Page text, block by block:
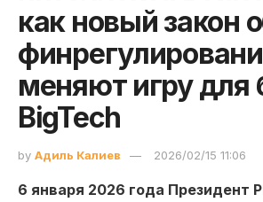
как новый закон
меняют игру для
BigTech
by Адиль Калиев 2026/02/15 11:06
6 января 2026 года Президент